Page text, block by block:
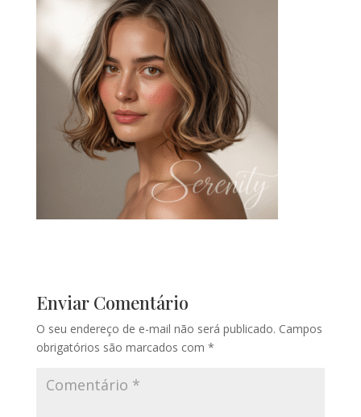
Enviar Comentário
O seu endereço de e-mail não será publicado. Campos
obrigatórios são marcados com *